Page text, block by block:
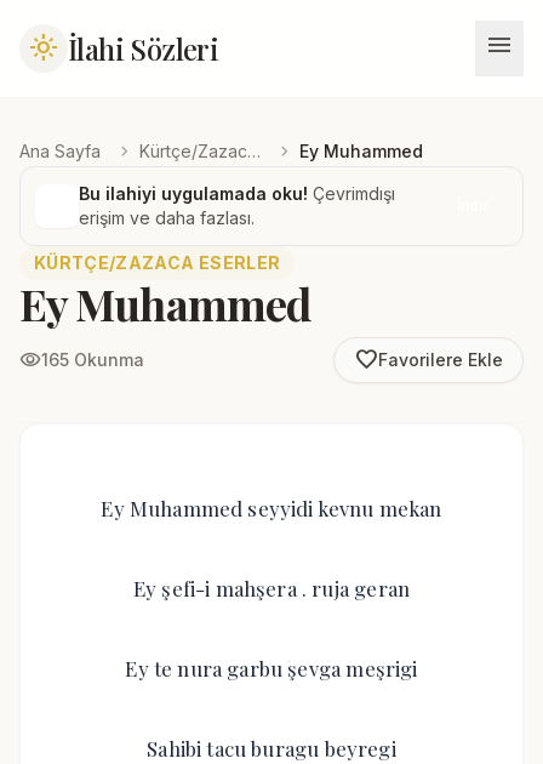
light_mode İlahi Sözleri menu
Ana Sayfa chevron_right Kürtçe/Zazaca Eserler chevron_right Ey Muhammed
Bu ilahiyi uygulamada oku! Çevrimdışı
erişim ve daha fazlası.
KÜRTÇE/ZAZACA ESERLER
Ey Muhammed
visibility165 Okunma favorite_borderFavorilere Ekle
Ey Muhammed seyyidi kevnu mekan
Ey şefi-i mahşera . ruja geran
Ey te nura garbu şevga meşrigi
Sahibi tacu buragu beyregi